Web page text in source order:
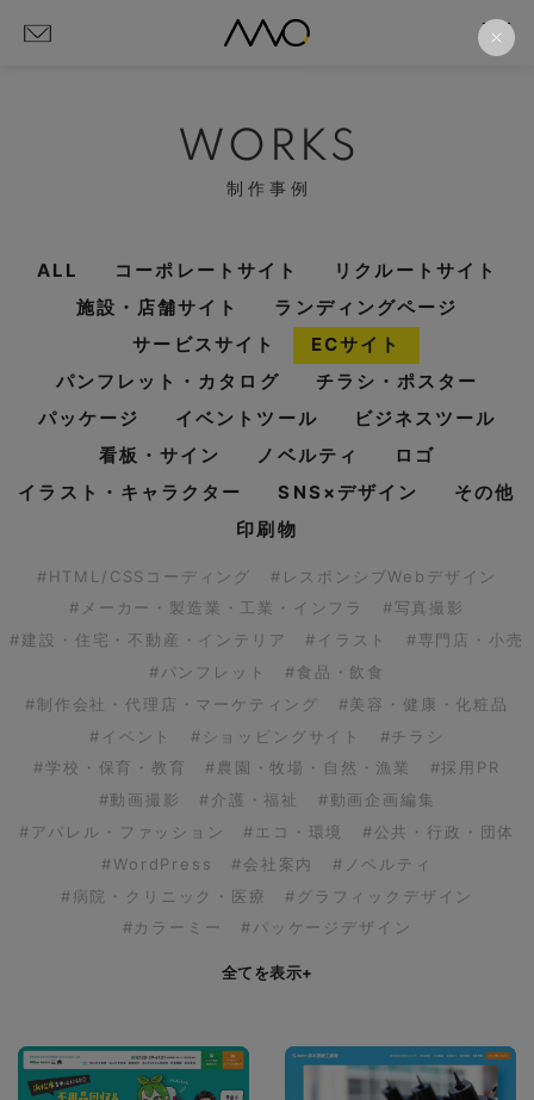
WORKS
制作事例
ALL コーポレートサイト
リクルートサイト
施設・店舗サイト
ランディングページ
サービスサイト
ECサイト
パンフレット・カタログ
チラシ・ポスター
パッケージ
イベントツール
ビジネスツール
看板・サイン
ノベルティ
ロゴ
イラスト・キャラクター
SNS×デザイン
その他
印刷物
#HTML/CSSコーディング
#レスポンシブWebデザイン
#メーカー・製造業・工業・インフラ
#写真撮影
#建設・住宅・不動産・インテリア
#イラスト
#専門店・小売
#パンフレット
#食品・飲食
#制作会社・代理店・マーケティング
#美容・健康・化粧品
#イベント
#ショッピングサイト
#チラシ
#学校・保育・教育
#農園・牧場・自然・漁業
#採用PR
#動画撮影
#介護・福祉
#動画企画編集
#アパレル・ファッション
#エコ・環境
#公共・行政・団体
#WordPress
#会社案内
#ノベルティ
#病院・クリニック・医療
#グラフィックデザイン
#カラーミー
#パッケージデザイン
全てを表示+